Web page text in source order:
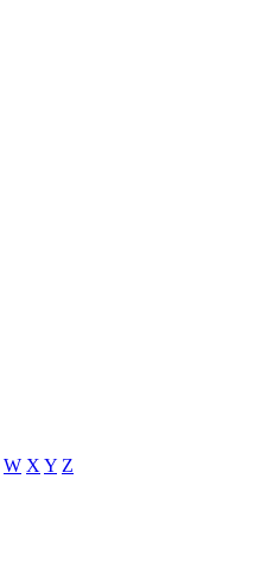
W X Y Z